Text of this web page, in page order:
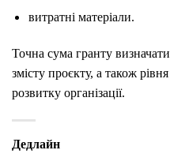
витратні матеріали.
Точна сума гранту
змісту проєкту, а також
розвитку організації.
Дедлайн